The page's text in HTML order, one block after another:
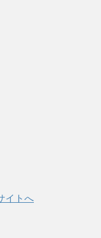
イトへ